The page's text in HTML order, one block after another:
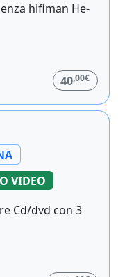
hifiman He-
40,00€
VIDEO
Cd/dvd con 3